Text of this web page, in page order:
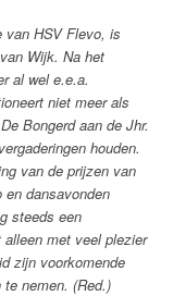
van HSV Flevo, is
Wijk. Na het
al wel e.e.a.
niet meer als
Bongerd aan de Jhr.
houden.
van de prijzen van
dansavonden
steeds een
met veel plezier
zijn voorkomende
nemen. (Red.)